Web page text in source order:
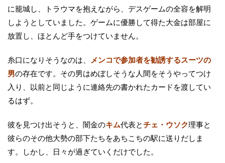
に籠城し、トラウマを抱えながら、デスゲームの全容を解明
しようとしていました。ゲームに優勝して得た大金は部屋に
放置し、ほとんど手をつけていません。
糸口になりそうなのは、
メンコで参加者を勧誘するスーツの
男の存在です。その男はめぼしそうな人間をそうやってつけ
入り、以前と同じように連絡先の書かれたカードを渡してい
るはず。
彼を見つけ出そうと、闇金のキム代表とチェ・ウソク理事と
彼らのその他大勢の部下たちをあちこちの駅に送りだしま
す。しかし、日々が過ぎていくだけでした。